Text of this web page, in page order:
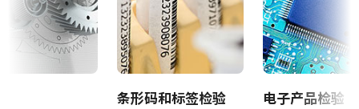
规格 横x纵
1620 x 1220 px
证书等
CE Certificate – CM-200PMCL
条形码和标签检验 电子产品检验